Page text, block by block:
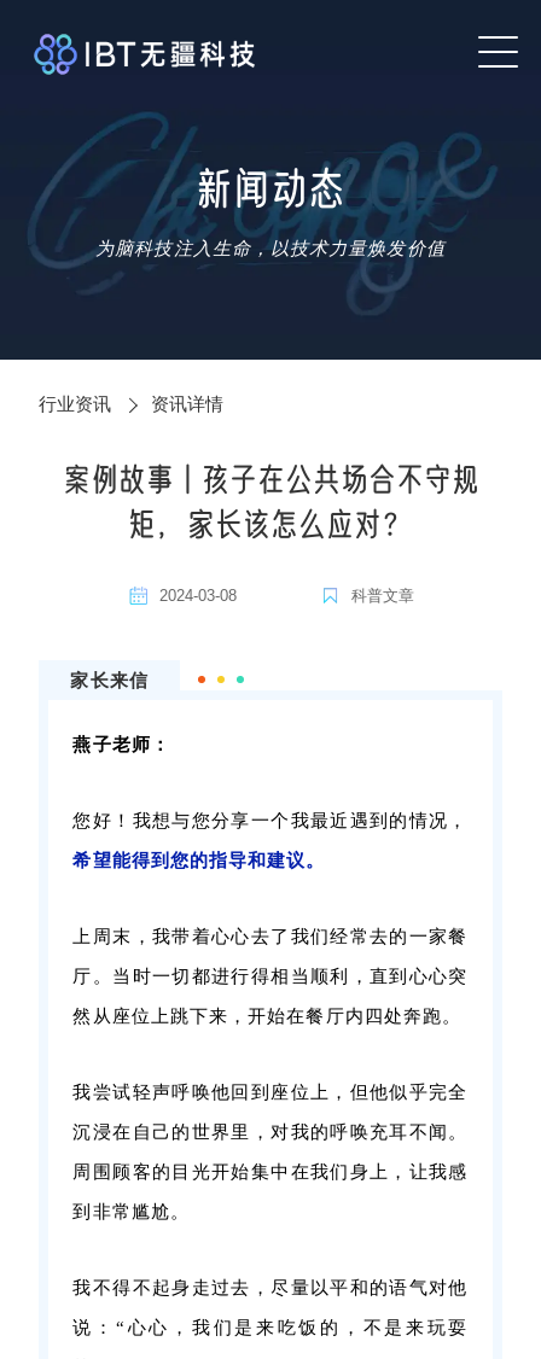
新闻动态
为脑科技注入生命，以技术力量焕发价值
行业资讯 资讯详情
案例故事丨孩子在公共场合不守规
矩，家长该怎么应对？
2024-03-08 科普文章
家长来信
燕子老师：
您好！我想与您分享一个我最近遇到的情况，
希望能得到您的指导和建议。
上周末，我带着心心去了我们经常去的一家餐
厅。当时一切都进行得相当顺利，直到心心突
然从座位上跳下来，开始在餐厅内四处奔跑。
我尝试轻声呼唤他回到座位上，但他似乎完全
沉浸在自己的世界里，对我的呼唤充耳不闻。
周围顾客的目光开始集中在我们身上，让我感
到非常尴尬。
我不得不起身走过去，尽量以平和的语气对他
说：“心心，我们是来吃饭的，不是来玩耍